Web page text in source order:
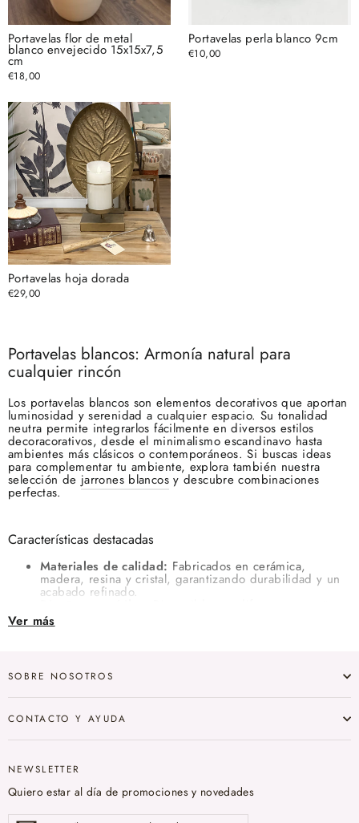
Portavelas flor de metal
blanco envejecido 15x15x7,5
cm
€18,00
Portavelas perla blanco 9cm
€10,00
Portavelas hoja dorada
€29,00
Portavelas blancos: Armonía natural para
cualquier rincón
Los portavelas blancos son elementos decorativos que aportan
luminosidad y serenidad a cualquier espacio. Su tonalidad
neutra permite integrarlos fácilmente en diversos estilos
decoracorativos, desde el minimalismo escandinavo hasta
ambientes más clásicos o contemporáneos. Si buscas ideas
para complementar tu ambiente, explora también nuestra
selección de jarrones blancosy descubre combinaciones
perfectas.
Características destacadas
Materiales de calidad: Fabricados en cerámica,
madera, resina y cristal, garantizando durabilidad y un
acabado refinado.
formas, adaptándose a diversas necesidades
decorativas.
Beneficios de incorporar portavelas blancos en tu
decoración
Iluminación cálida:Al colocar velas en su interior, se
ambiente. Para potenciar este efecto, puedes combinar
Adaptabilidad:Su color blanco combina con cualquier
Ver más
SOBRE NOSOTROS
CONTACTO Y AYUDA
NEWSLETTER
Quiero estar al día de promociones y novedades
Suscríbete